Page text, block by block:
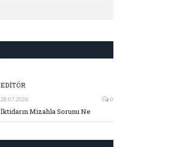
EDİTÖR
28.07.2026 0
İktidarın Mizahla Sorunu Ne